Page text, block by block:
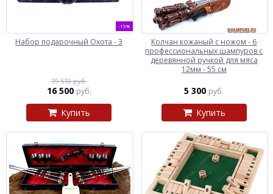
-15%
Набор подарочный Охота - 3
19 510 руб.
16 500 руб.
Купить
Колчан кожаный c ножом - 6
профессиональных шампуров с
деревянной ручкой для мяса
12мм - 55 см
5 300 руб.
Купить